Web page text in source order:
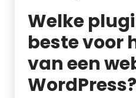
Welke
beste voor
van een
WordPress?